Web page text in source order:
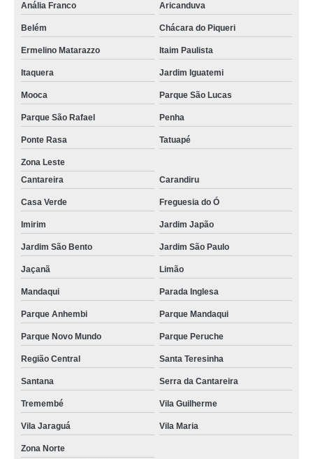
Anália Franco
Aricanduva
Belém Chácara do Piqueri
Ermelino Matarazzo Itaim Paulista
Itaquera Jardim Iguatemi
Mooca Parque São Lucas
Parque São Rafael Penha
Ponte Rasa Tatuapé
Zona Leste
Cantareira
Carandiru
Casa Verde Freguesia do Ó
Imirim Jardim Japão
Jardim São Bento Jardim São Paulo
Jaçanã Limão
Mandaqui Parada Inglesa
Parque Anhembi Parque Mandaqui
Parque Novo Mundo Parque Peruche
Região Central Santa Teresinha
Santana Serra da Cantareira
Tremembé Vila Guilherme
Vila Jaraguá Vila Maria
Zona Norte